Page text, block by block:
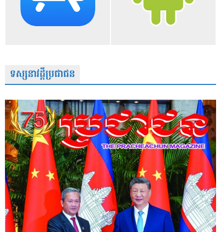
ទស្សនាវដ្តីប្រជាជន